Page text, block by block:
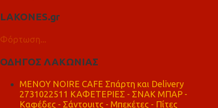
LAKONES.gr
Φόρτωση...
ΟΔΗΓΟΣ ΛΑΚΩΝΙΑΣ
MENOY NOIRE CAFE Σπάρτη και Delivery
2731022511 ΚΑΦΕΤΕΡΙΕΣ - ΣΝΑΚ ΜΠΑΡ -
Καφέδες - Σάντουιτς - Μπεκέτες - Πίτες